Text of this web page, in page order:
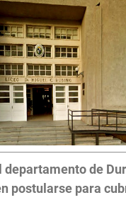
departamento de
postularse para